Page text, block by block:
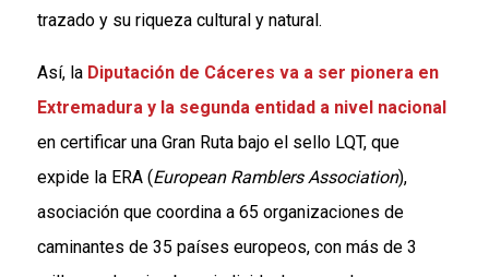
trazado y su riqueza cultural y natural.
Así, la Diputación de Cáceres va a ser pionera en
Extremadura y la segunda entidad a nivel nacional
en certificar una Gran Ruta bajo el sello LQT, que
expide la ERA (European Ramblers Association),
asociación que coordina a 65 organizaciones de
caminantes de 35 países europeos, con más de 3